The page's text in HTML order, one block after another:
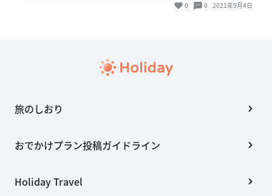
0 0 2021年9月4日
旅のしおり
おでかけプラン投稿ガイドライン
Holiday Travel